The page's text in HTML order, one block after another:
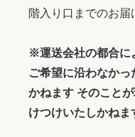
階入り口までのお届
※運送会社の都合に
ご希望に沿わなかっ
かねます そのこと
けつけいたしかねま